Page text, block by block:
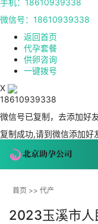
微信号：18610939338
返回首页
代孕套餐
供卵咨询
一键拨号
X
18610939338
微信号已复制，去添加好
复制成功,请到微信添加好
首页 >> 代产
2023玉溪市人